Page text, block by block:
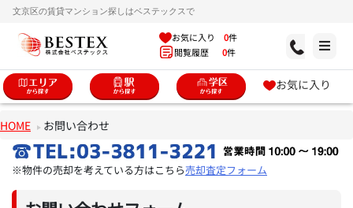
文京区の賃貸マンション探しはベステックスで
お気に入り 0件
閲覧履歴 0件
お気に入り
HOME お問い合わせ
※物件の売却を考えている方はこちら売却査定フォーム